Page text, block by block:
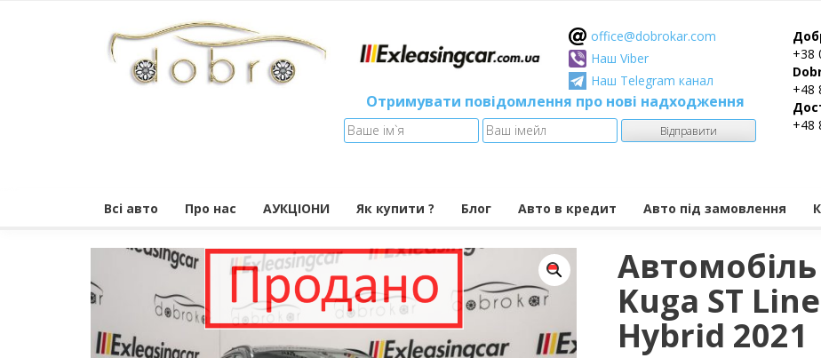
оffice@dobrokar.com
Наш Viber
Наш Telegram канал
Отримувати повідомлення про нові надходження
+38
+48
+48
Всі авто Про нас АУКЦІОНИ Як купити ? Блог Авто в кредит Авто під замовлення
Kuga ST
Hybrid 2021